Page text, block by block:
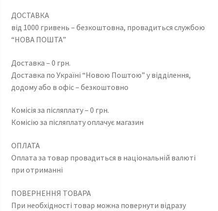
ДОСТАВКА
від 1000 гривень – безкоштовна, провадиться службою
“НОВА ПОШТА”
Доставка – 0 грн.
Доставка по Україні “Новою Поштою” у відділення,
додому або в офіс – безкоштовно
Комісія за післяплату – 0 грн.
Комісію за післяплату оплачує магазин
ОПЛАТА
Оплата за товар провадиться в національній валюті
при отриманні
ПОВЕРНЕННЯ ТОВАРА
При необхідності товар можна повернути відразу